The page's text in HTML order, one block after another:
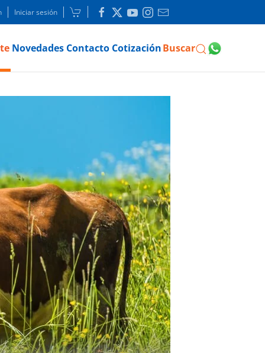
Iniciar sesión
Novedades Contacto CotizaciónBuscar